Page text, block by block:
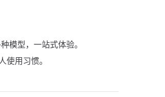
模型，一站式体验。
使用习惯。